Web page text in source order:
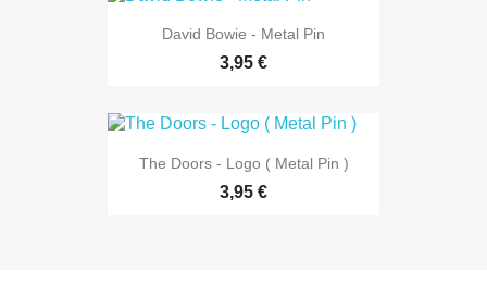
David Bowie - Metal Pin
3,95 €
The Doors - Logo ( Metal Pin )
3,95 €